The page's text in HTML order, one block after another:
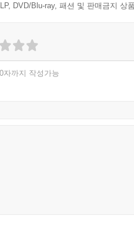
DVD/Blu-ray, 패션 및 판매금지 상
자까지 작성가능